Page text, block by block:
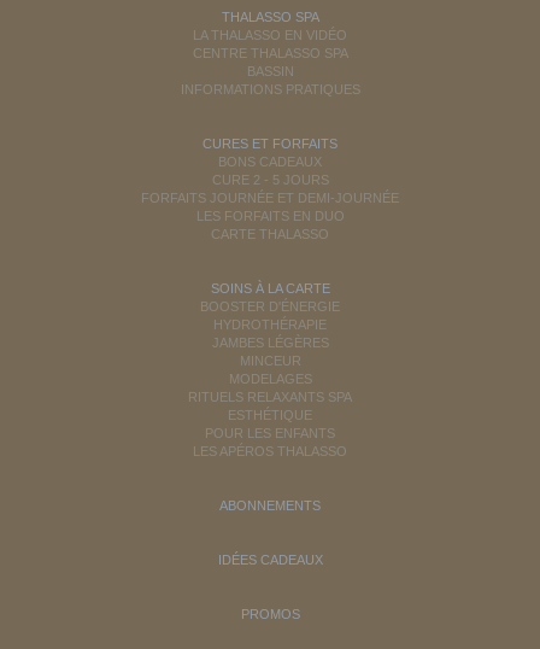
THALASSO SPA
LA THALASSO EN VIDÉO
CENTRE THALASSO SPA
BASSIN
INFORMATIONS PRATIQUES
CURES ET FORFAITS
BONS CADEAUX
CURE 2 - 5 JOURS
FORFAITS JOURNÉE ET DEMI-JOURNÉE
LES FORFAITS EN DUO
CARTE THALASSO
SOINS À LA CARTE
BOOSTER D'ÉNERGIE
HYDROTHÉRAPIE
JAMBES LÉGÈRES
MINCEUR
MODELAGES
RITUELS RELAXANTS SPA
ESTHÉTIQUE
POUR LES ENFANTS
LES APÉROS THALASSO
ABONNEMENTS
IDÉES CADEAUX
PROMOS